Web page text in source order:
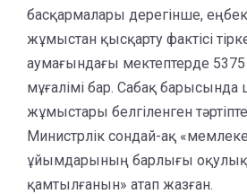
басқармалары дерегінше, еңбек
жұмыстан қысқарту фактісі
аумағындағы мектептерде 5375
мұғалімі бар. Сабақ барысында
жұмыстары белгіленген
Министрлік сондай-ақ
ұйымдарының барлығы
қамтылғанын» атап жазған.